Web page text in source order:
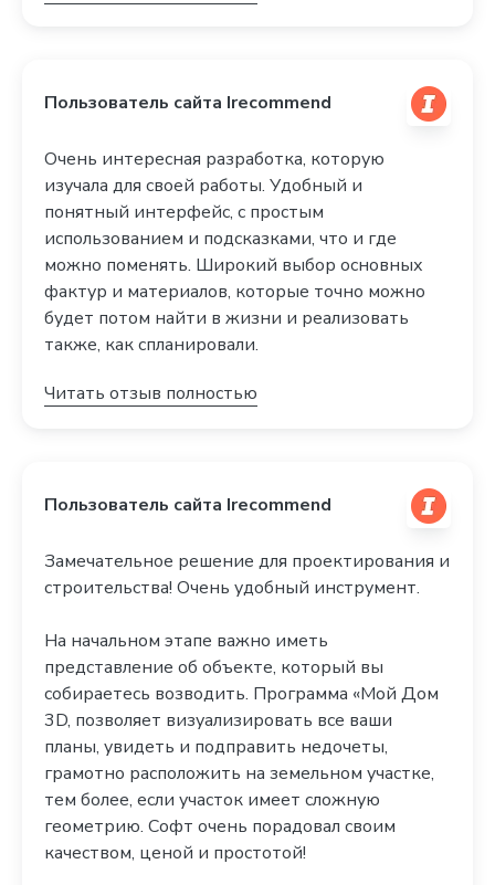
Пользователь сайта Irecommend
Очень интересная разработка, которую
изучала для своей работы. Удобный и
понятный интерфейс, с простым
использованием и подсказками, что и где
можно поменять. Широкий выбор основных
фактур и материалов, которые точно можно
будет потом найти в жизни и реализовать
также, как спланировали.
Читать отзыв полностью
Пользователь сайта Irecommend
Замечательное решение для проектирования и
строительства! Очень удобный инструмент.
На начальном этапе важно иметь
представление об объекте, который вы
собираетесь возводить. Программа «Мой Дом
3D, позволяет визуализировать все ваши
планы, увидеть и подправить недочеты,
грамотно расположить на земельном участке,
тем более, если участок имеет сложную
геометрию. Софт очень порадовал своим
качеством, ценой и простотой!